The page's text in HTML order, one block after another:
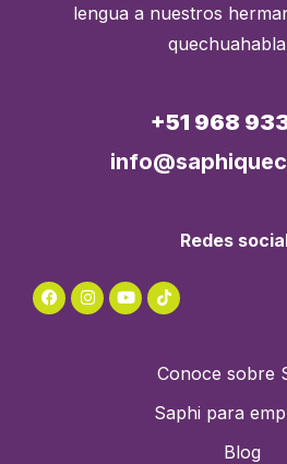
lengua a nuestros
+51 968
Redes
Conoce sobre
Saphi para
Blog